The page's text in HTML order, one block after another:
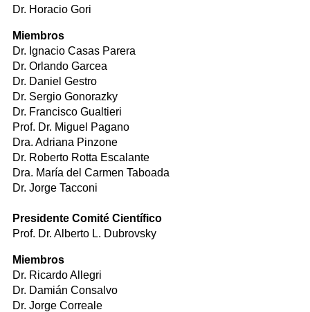
Dr. Horacio Gori
Miembros
Dr. Ignacio Casas Parera
Dr. Orlando Garcea
Dr. Daniel Gestro
Dr. Sergio Gonorazky
Dr. Francisco Gualtieri
Prof. Dr. Miguel Pagano
Dra. Adriana Pinzone
Dr. Roberto Rotta Escalante
Dra. María del Carmen Taboada
Dr. Jorge Tacconi
Presidente Comité Científico
Prof. Dr. Alberto L. Dubrovsky
Miembros
Dr. Ricardo Allegri
Dr. Damián Consalvo
Dr. Jorge Correale